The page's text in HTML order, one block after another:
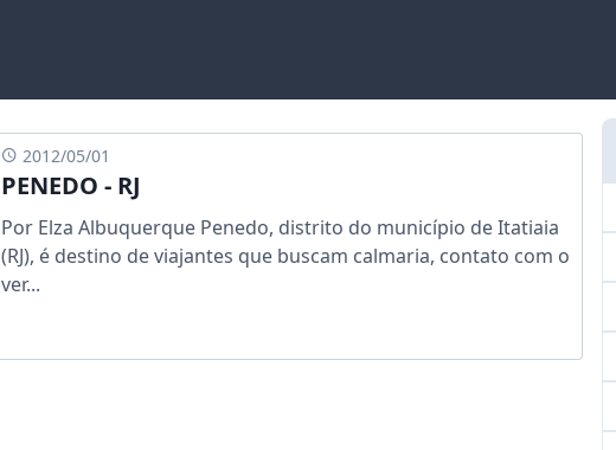
2012/05/01
PENEDO - RJ
Por Elza Albuquerque Penedo, distrito do município de Itatiaia
(RJ), é destino de viajantes que buscam calmaria, contato com o
ver...